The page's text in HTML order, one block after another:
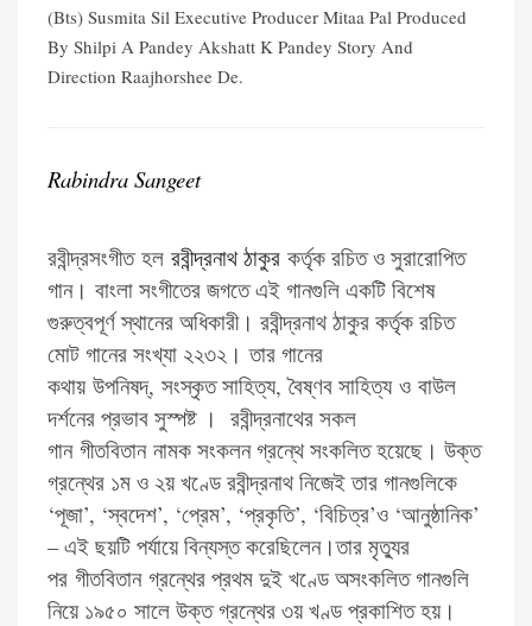
(Bts) Susmita Sil Executive Producer Mitaa Pal Produced
By Shilpi A Pandey Akshatt K Pandey Story And
Direction Raajhorshee De.
Rabindra Sangeet
রবীন্দ্রসংগীত হল রবীন্দ্রনাথ ঠাকুর কর্তৃক রচিত ও সুরারোপিত
গান। বাংলা সংগীতের জগতে এই গানগুলি একটি বিশেষ
গুরুত্বপূর্ণ স্থানের অধিকারী। রবীন্দ্রনাথ ঠাকুর কর্তৃক রচিত
মোট গানের সংখ্যা ২২৩২। তার গানের
কথায় উপনিষদ্‌, সংস্কৃত সাহিত্য, বৈষ্ণব সাহিত্য ও বাউল
দর্শনের প্রভাব সুস্পষ্ট । রবীন্দ্রনাথের সকল
গান গীতবিতাননামক সংকলন গ্রন্থে সংকলিত হয়েছে। উক্ত
গ্রন্থের ১ম ও ২য় খণ্ডে রবীন্দ্রনাথ নিজেই তার গানগুলিকে
‘পূজা’, ‘স্বদেশ’, ‘প্রেম’, ‘প্রকৃতি’, ‘বিচিত্র’ও ‘আনুষ্ঠানিক’
– এই ছয়টি পর্যায়ে বিন্যস্ত করেছিলেন।তার মৃত্যুর
পর গীতবিতানগ্রন্থের প্রথম দুই খণ্ডে অসংকলিত গানগুলি
নিয়ে ১৯৫০ সালে উক্ত গ্রন্থের ৩য় খণ্ড প্রকাশিত হয়।